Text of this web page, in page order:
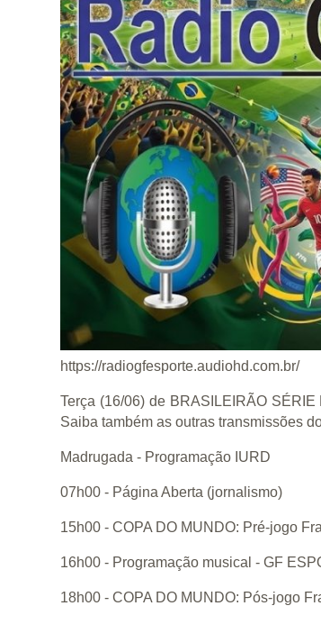
https://radiogfesporte.audiohd.com.br/
Terça (16/06) de BRASILEIRÃO
Saiba também as outras transmissões
Madrugada - Programação IURD
07h00 - Página Aberta (jornalismo)
15h00 - COPA DO MUNDO: Pré-jogo
16h00 - Programação musical - GF
18h00 - COPA DO MUNDO: Pós-jogo